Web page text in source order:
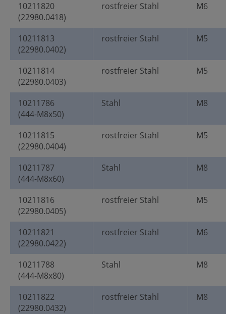
10211820
(22980.0418)
rostfreier Stahl M6
10211813
(22980.0402)
rostfreier Stahl M5
10211814
(22980.0403)
rostfreier Stahl M5
10211786
(444-M8x50)
Stahl M8
10211815
(22980.0404)
rostfreier Stahl M5
10211787
(444-M8x60)
Stahl M8
10211816
(22980.0405)
rostfreier Stahl M5
10211821
(22980.0422)
rostfreier Stahl M6
10211788
(444-M8x80)
Stahl M8
10211822
(22980.0432)
rostfreier Stahl M8